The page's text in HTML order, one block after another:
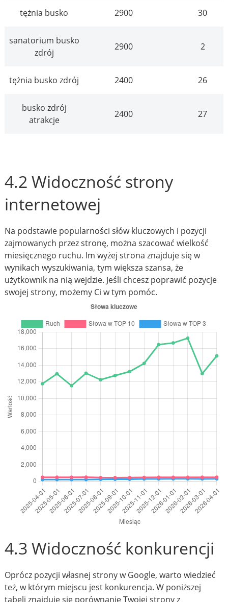
tężnia busko 2900 30
sanatorium busko
zdrój
2900 2
tężnia busko zdrój 2400 26
busko zdrój
atrakcje
2400 27
4.2 Widoczność strony
internetowej
Na podstawie popularności słów kluczowych i pozycji
zajmowanych przez stronę, można szacować wielkość
miesięcznego ruchu. Im wyżej strona znajduje się w
wynikach wyszukiwania, tym większa szansa, że
użytkownik na nią wejdzie. Jeśli chcesz poprawić pozycje
swojej strony, możemy Ci w tym pomóc.
4.3 Widoczność konkurencji
Oprócz pozycji własnej strony w Google, warto wiedzieć
też, w którym miejscu jest konkurencja. W poniższej
tabeli znajduje się porównanie Twojej strony z